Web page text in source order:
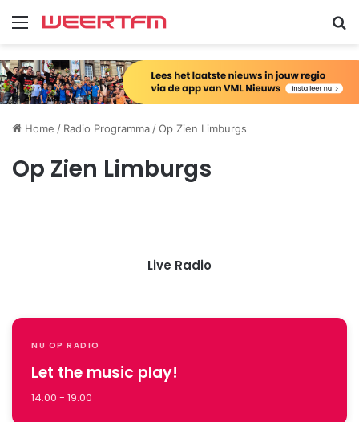
Menu
Home / Radio Programma /Op Zien Limburgs
Op Zien Limburgs
Live Radio
NU OP RADIO
Let the music play!
14:00 - 19:00